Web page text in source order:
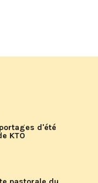
d'été
KTO